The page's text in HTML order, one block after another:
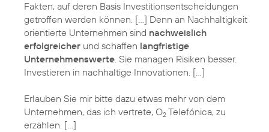
Fakten, auf deren Basis Investitionsentscheidungen
getroffen werden können. […] Denn an Nachhaltigkeit
orientierte Unternehmen sind nachweislich
erfolgreicher und schaffen langfristige
Unternehmenswerte. Sie managen Risiken besser.
Investieren in nachhaltige Innovationen. […]
Erlauben Sie mir bitte dazu etwas mehr von dem
Unternehmen, das ich vertrete, O2 Telefónica, zu
erzählen. […]